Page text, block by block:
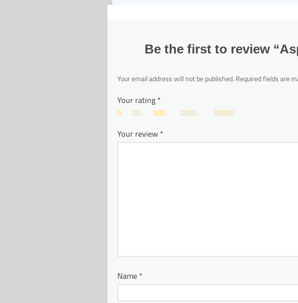
Be the first to review
Your email address will not be published.Required fields are
Your rating*
Your review*
Name*